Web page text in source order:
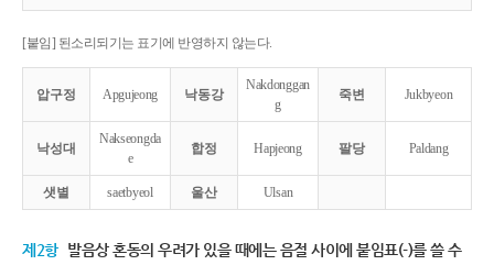
[붙임] 된소리되기는 표기에 반영하지 않는다.
압구정 Apgujeong 낙동강
Nakdonggan
g
죽변 Jukbyeon
낙성대
Nakseongda
e
합정 Hapjeong 팔당 Paldang
샛별 saetbyeol 울산 Ulsan
제2항 발음상 혼동의 우려가 있을 때에는 음절 사이에 붙임표(-)를 쓸 수